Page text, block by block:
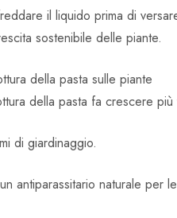
il liquido prima di
sostenibile delle piante.
della pasta sulle piante
della pasta fa crescere
di giardinaggio.
antiparassitario naturale per